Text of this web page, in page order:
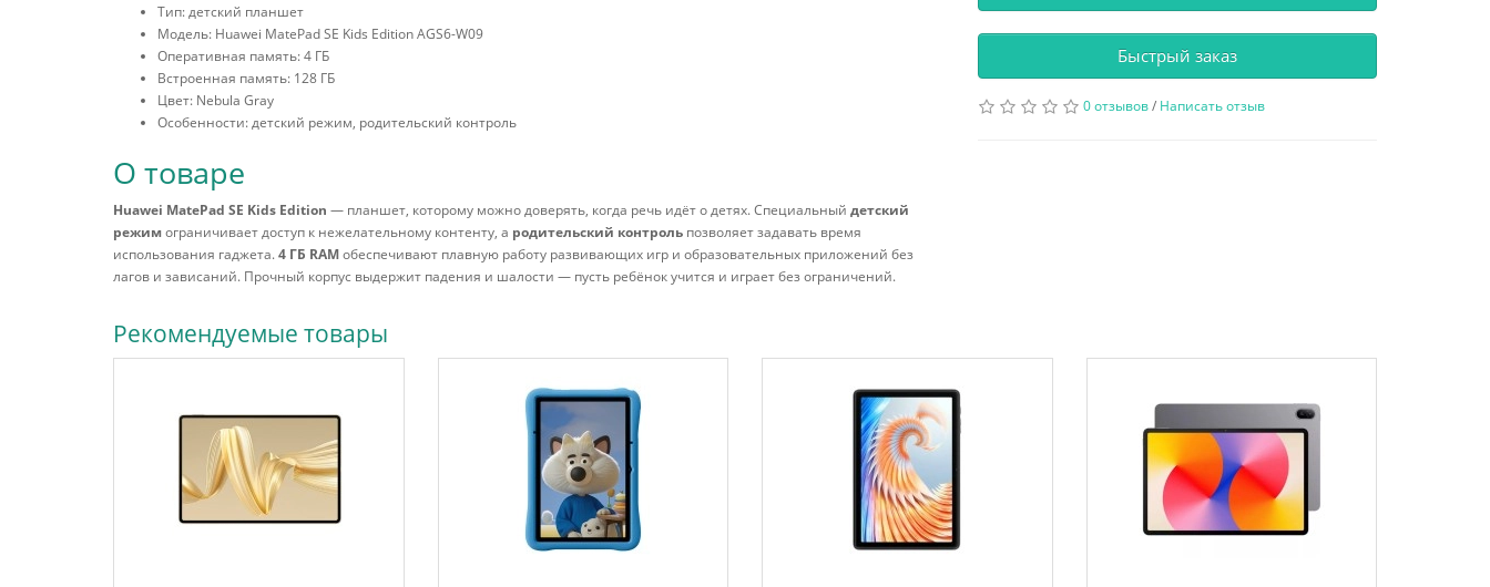
Тип: детский планшет
Модель: Huawei MatePad SE Kids Edition AGS6-W09
Оперативная память: 4 ГБ
Встроенная память: 128 ГБ
Цвет: Nebula Gray
Особенности: детский режим, родительский контроль
О товаре
Huawei MatePad SE Kids Edition — планшет, которому можно доверять, когда речь идёт о детях. Специальный детский
режимограничивает доступ к нежелательному контенту, а родительский контроль позволяет задавать время
использования гаджета.4 ГБ RAMобеспечивают плавную работу развивающих игр и образовательных приложений без
лагов и зависаний. Прочный корпус выдержит падения и шалости — пусть ребёнок учится и играет без ограничений.
Быстрый заказ
0 отзывов/ Написать отзыв
Рекомендуемые товары